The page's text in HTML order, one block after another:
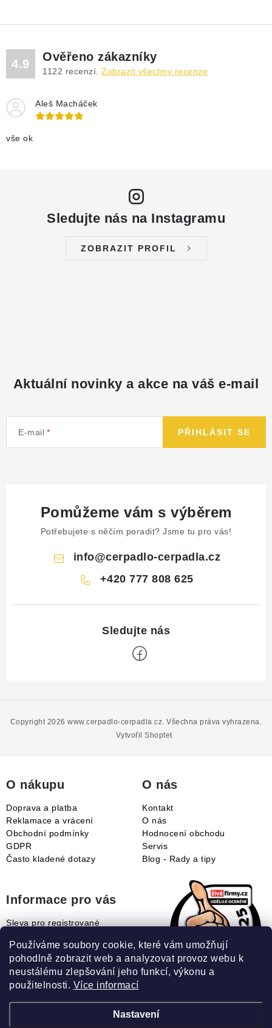
Používáme soubory cookie, které vám umožňují
pohodlně zobrazit web a analyzovat provoz webu k
neustálému zlepšování jeho funkcí, výkonu a
použitelnosti. Více informací
Nastavení
4.9
Ověřeno zákazníky
1122 recenzí. Zobrazit všechny recenze
Aleš Macháček
vše ok
Sledujte nás na Instagramu
ZOBRAZIT PROFIL
Aktuální novinky a akce na váš e-mail
E-mail PŘIHLÁSIT SE
Pomůžeme vám s výběrem
Potřebujete s něčím poradit? Jsme tu pro vás!
info@cerpadlo-cerpadla.cz
+420 777 808 625
Vytvořil Shoptet
Copyright 2026www.cerpadlo-cerpadla.cz. Všechna práva vyhrazena.
O nákupu
Doprava a platba
Reklamace a vrácení
Obchodní podmínky
GDPR
Často kladené dotazy
O nás
Kontakt
O nás
Hodnocení obchodu
Servis
Blog - Rady a tipy
Informace pro vás
Sleva pro registrované
Jak uplatnit slevový kupón?
Jak nakupovat?
Slovník pojmů